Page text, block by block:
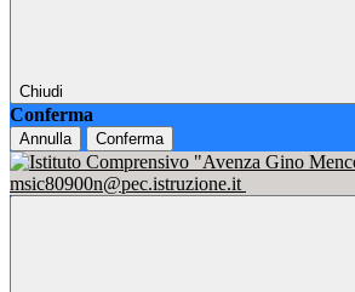
Chiudi
Conferma
Annulla Conferma
msic80900n@pec.istruzione.it